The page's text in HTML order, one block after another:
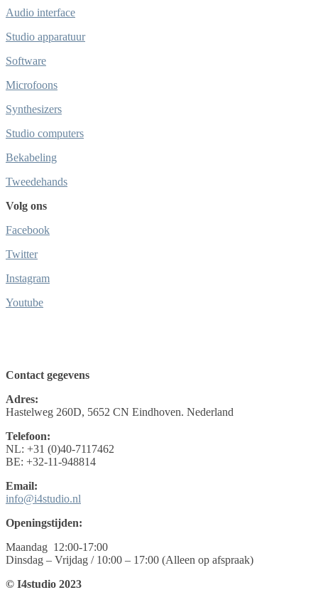
Audio interface
Studio apparatuur
Software
Microfoons
Synthesizers
Studio computers
Bekabeling
Tweedehands
Volg ons
Facebook
Twitter
Instagram
Youtube
Contact gegevens
Adres:
Hastelweg 260D, 5652 CN Eindhoven. Nederland
Telefoon:
NL: +31 (0)40-7117462
BE: +32-11-948814
Email:
info@i4studio.nl
Openingstijden:
Maandag 12:00-17:00
Dinsdag – Vrijdag / 10:00 – 17:00 (Alleen op afspraak)
© I4studio 2023